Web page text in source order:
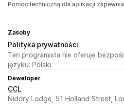
Pomoc techniczną dla aplikacji zapewnia
Zasoby
Polityka prywatności
Ten programista nie oferuje
języku: Polski.
Deweloper
CCL
Niddry Lodge, 51 Holland Street,